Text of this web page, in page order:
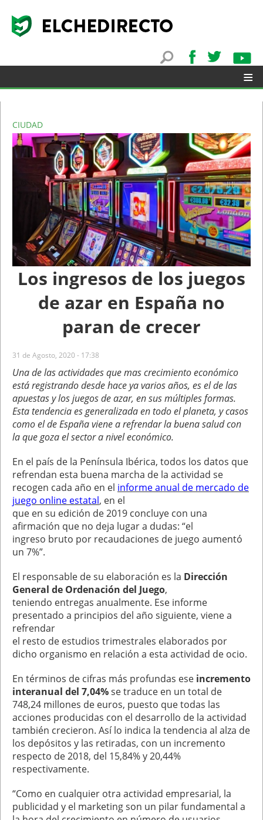
≡
▼
CIUDAD
Los ingresos de los juegos
de azar en España no
paran de crecer
31 de Agosto, 2020 - 17:38
Una de las actividades que mas crecimiento económico
está registrando desde hace ya varios años, es el de las
apuestas y los juegos de azar, en sus múltiples formas.
Esta tendencia es generalizada en todo el planeta, y casos
como el de España viene a refrendar la buena salud con
la que goza el sector a nivel económico.
En el país de la Península Ibérica, todos los datos que
refrendan esta buena marcha de la actividad se
recogen cada año en el informe anual de mercado de
juego online estatal, en el
que en su edición de 2019 concluye con una
afirmación que no deja lugar a dudas: “el
ingreso bruto por recaudaciones de juego aumentó
un 7%”.
El responsable de su elaboración es la Dirección
General de Ordenación del Juego,
teniendo entregas anualmente. Ese informe
presentado a principios del año siguiente, viene a
refrendar
el resto de estudios trimestrales elaborados por
dicho organismo en relación a esta actividad de ocio.
En términos de cifras más profundas ese incremento
interanual del 7,04%se traduce en un total de
748,24 millones de euros, puesto que todas las
acciones producidas con el desarrollo de la actividad
también crecieron. Así lo indica la tendencia al alza de
los depósitos y las retiradas, con un incremento
respecto de 2018, del 15,84% y 20,44%
respectivamente.
“Como en cualquier otra actividad empresarial, la
publicidad y el marketing son un pilar fundamental a